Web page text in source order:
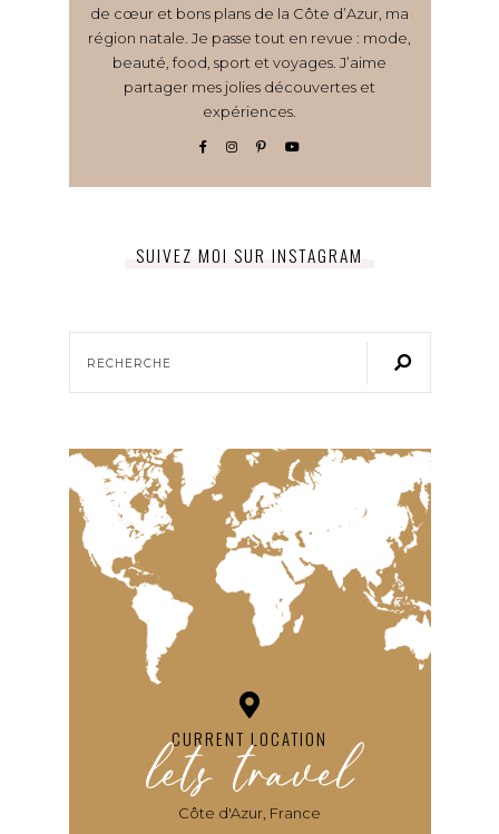
de cœur et bons plans de la Côte d’Azur, ma
région natale. Je passe tout en revue : mode,
beauté, food, sport et voyages. J’aime
partager mes jolies découvertes et
expériences.
SUIVEZ MOI SUR INSTAGRAM
CURRENT LOCATION
lets travel
Côte d'Azur, France